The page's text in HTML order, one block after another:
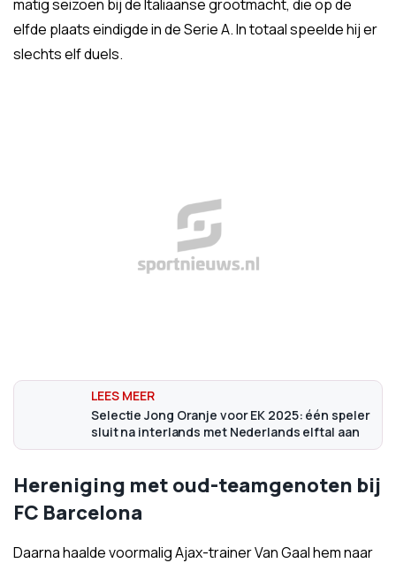
matig seizoen bij de Italiaanse grootmacht, die op de
elfde plaats eindigde in de Serie A. In totaal speelde hij er
slechts elf duels.
Selectie Jong Oranje voor EK 2025: één speler
sluit na interlands met Nederlands elftal aan
Hereniging met oud-teamgenoten bij
FC Barcelona
Daarna haalde voormalig Ajax-trainer Van Gaal hem naar